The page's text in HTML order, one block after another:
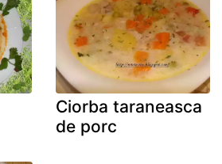
Ciorba taraneasca
de porc